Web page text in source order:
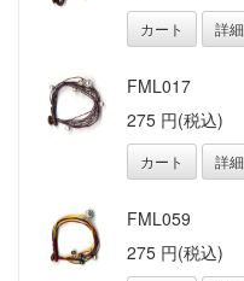
カート 詳細
FML017
275 円(税込)
カート 詳細
FML059
275 円(税込)